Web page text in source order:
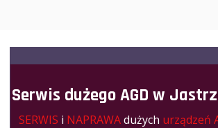
Serwis dużego AGD w
SERWIS i NAPRAWAdużych urządzeń